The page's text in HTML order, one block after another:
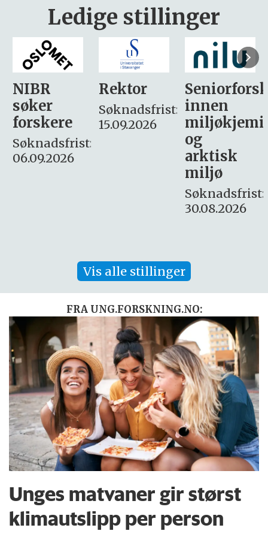
Ledige stillinger
Rektor
Søknadsfrist:
15.09.2026
Seniorforsker
innen
miljøkjemi
søker
– fast
Søknadsfrist:
16. august.
Vis alle stillinger
FRA UNG.FORSKNING.NO:
Unges matvaner gir størst
klimautslipp per person